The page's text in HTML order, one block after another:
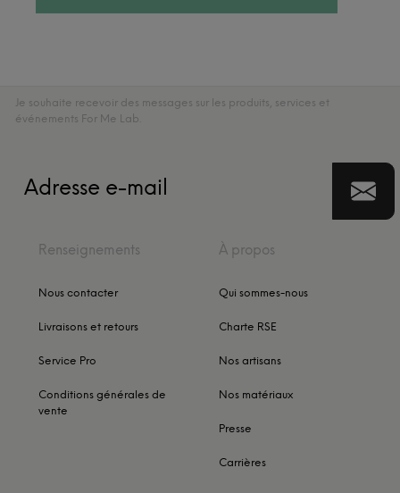
Je souhaite recevoir des messages sur les produits, services et
événements For Me Lab.
Renseignements
Nous contacter
Livraisons et retours
Service Pro
Conditions générales de
vente
À propos
Qui sommes-nous
Charte RSE
Nos artisans
Nos matériaux
Presse
Carrières